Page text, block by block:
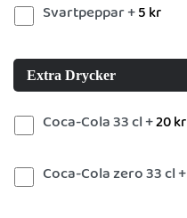
Svartpeppar +5 kr
Extra Drycker
Coca-Cola 33 cl +20kr
Coca-Cola zero 33 cl +